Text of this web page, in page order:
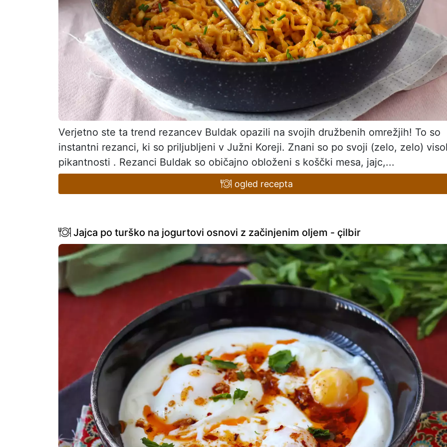
Verjetno ste ta trend rezancev Buldak opazili na svojih družbenih omrežjih! To so
instantni rezanci, ki so priljubljeni v Južni Koreji. Znani so po svoji (zelo, zelo)
pikantnosti . Rezanci Buldak so običajno obloženi s koščki mesa, jajc,...
ogled recepta
Jajca po turško na jogurtovi osnovi z začinjenim oljem - çilbir